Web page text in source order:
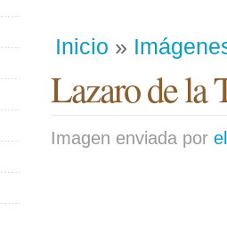
Inicio »
Lazaro de la
Imagen enviada por